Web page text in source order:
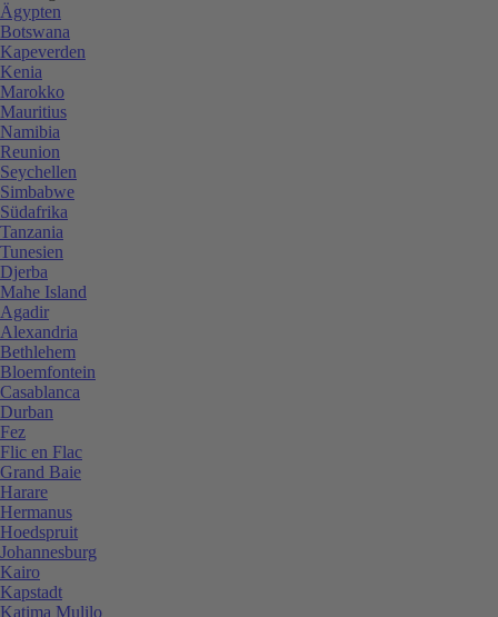
Ägypten
Botswana
Kapeverden
Kenia
Marokko
Mauritius
Namibia
Reunion
Seychellen
Simbabwe
Südafrika
Tanzania
Tunesien
Djerba
Mahe Island
Agadir
Alexandria
Bethlehem
Bloemfontein
Casablanca
Durban
Fez
Flic en Flac
Grand Baie
Harare
Hermanus
Hoedspruit
Johannesburg
Kairo
Kapstadt
Katima Mulilo